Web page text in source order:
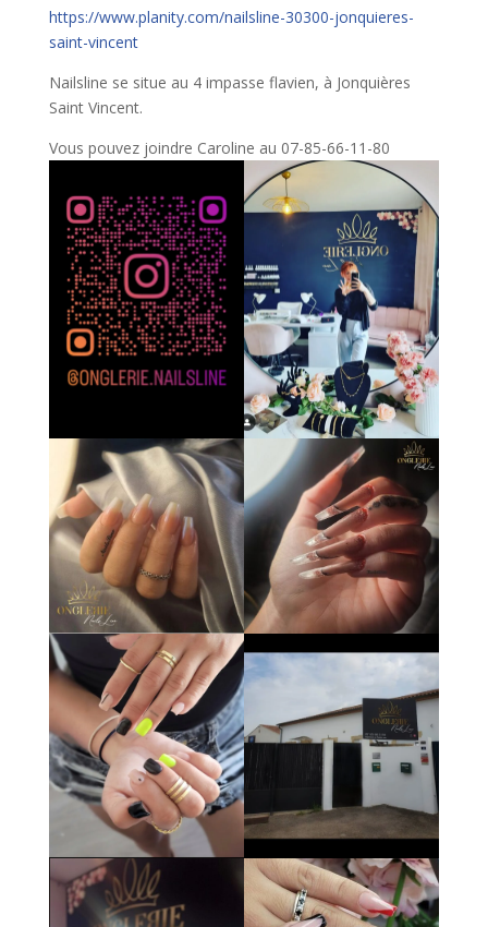
https://www.planity.com/nailsline-30300-jonquieres-
saint-vincent
Nailsline se situe au 4 impasse flavien, à Jonquières
Saint Vincent.
Vous pouvez joindre Caroline au 07-85-66-11-80